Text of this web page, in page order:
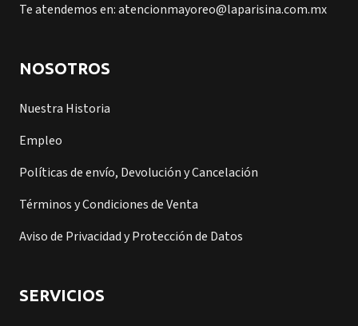
Te atendemos en: atencionmayoreo@laparisina.com.mx
NOSOTROS
Nuestra Historia
Empleo
Políticas de envío, Devolución y Cancelación
Términos y Condiciones de Venta
Aviso de Privacidad y Protección de Datos
SERVICIOS